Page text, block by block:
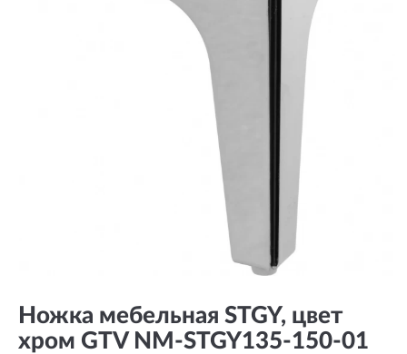
Ножка мебельная STGY, цвет
хром GTV NM-STGY135-150-01